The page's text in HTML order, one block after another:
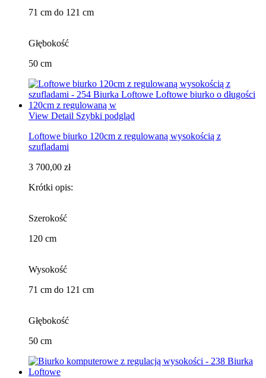
71 cm do 121 cm
Głębokość
50 cm
View Detail Szybki podgląd
Loftowe biurko 120cm z regulowaną wysokością z
szufladami
3 700,00 zł
Krótki opis:
Szerokość
120 cm
Wysokość
71 cm do 121 cm
Głębokość
50 cm